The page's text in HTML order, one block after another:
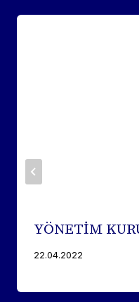
YÖNETİM
22.04.2022